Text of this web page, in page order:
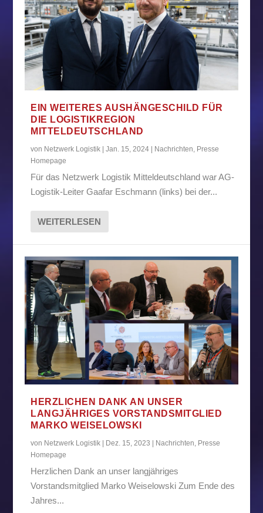
EIN WEITERES AUSHÄNGESCHILD FÜR
DIE LOGISTIKREGION
MITTELDEUTSCHLAND
von Netzwerk Logistik |Jan. 15, 2024 Nachrichten, Presse
Homepage
Für das Netzwerk Logistik Mitteldeutschland war AG-
Logistik-Leiter Gaafar Eschmann (links) bei der...
WEITERLESEN
HERZLICHEN DANK AN UNSER
LANGJÄHRIGES VORSTANDSMITGLIED
MARKO WEISELOWSKI
von Netzwerk Logistik Dez. 15, 2023 Nachrichten, Presse
Homepage
Herzlichen Dank an unser langjähriges
Vorstandsmitglied Marko Weiselowski Zum Ende des
Jahres...